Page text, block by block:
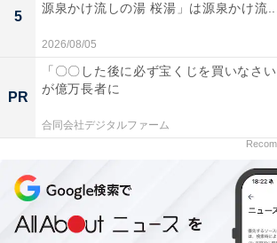
5
源泉かけ流しの湯 桜湯」は源泉かけ流...
2026/08/05
PR
「〇〇した後に必ず宝くじを買いなさ
が億万長者に
合同会社デジタルファーム